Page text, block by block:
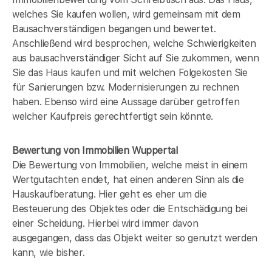
welches Sie kaufen wollen, wird gemeinsam mit dem
Bausachverständigen begangen und bewertet.
Anschließend wird besprochen, welche Schwierigkeiten
aus bausachverständiger Sicht auf Sie zukommen, wenn
Sie das Haus kaufen und mit welchen Folgekosten Sie
für Sanierungen bzw. Modernisierungen zu rechnen
haben. Ebenso wird eine Aussage darüber getroffen
welcher Kaufpreis gerechtfertigt sein könnte.
Bewertung von Immobilien Wuppertal
Die Bewertung von Immobilien, welche meist in einem
Wertgutachten endet, hat einen anderen Sinn als die
Hauskaufberatung. Hier geht es eher um die
Besteuerung des Objektes oder die Entschädigung bei
einer Scheidung. Hierbei wird immer davon
ausgegangen, dass das Objekt weiter so genutzt werden
kann, wie bisher.